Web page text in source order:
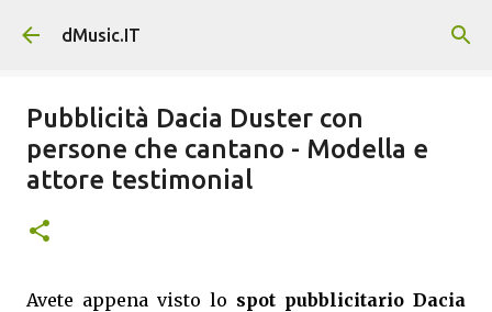
Passa ai contenuti principali
dMusic.IT
Pubblicità Dacia Duster con
persone che cantano - Modella e
attore testimonial
Avete appena visto lo spot pubblicitario Dacia